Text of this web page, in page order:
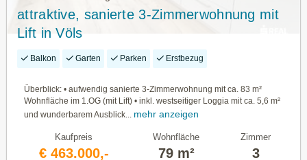
attraktive, sanierte 3-Zimmerwohnung mit
Lift in Völs
Balkon Garten Parken Erstbezug
Überblick: • aufwendig sanierte 3-Zimmerwohnung mit ca. 83 m²
Wohnfläche im 1.OG (mit Lift) • inkl. westseitiger Loggia mit ca. 5,6 m²
und wunderbarem Ausblick...
mehr anzeigen
Kaufpreis
€ 463.000,-
Wohnfläche
79 m²
Zimmer
3